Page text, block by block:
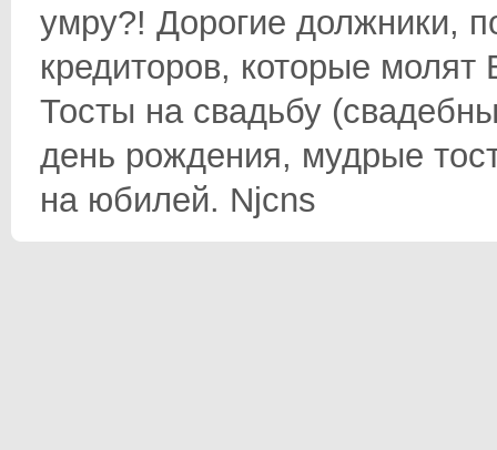
умру?! Дорогие должники,
кредиторов, которые
Тосты на свадьбу
день рождения, мудрые
на юбилей. Njcns